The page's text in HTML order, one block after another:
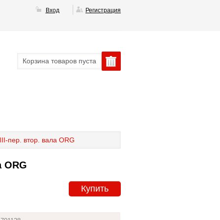
Вход Регистрация
Корзина товаров пуста
пер. втор. вала ORG
ORG
Купить